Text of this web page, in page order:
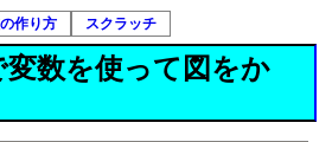
作り方 スクラッチ
数を使って図をか